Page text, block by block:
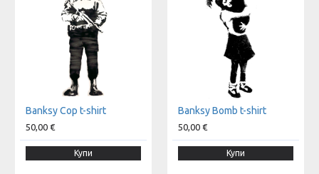
Banksy Cop t-shirt
50,00 €
Купи
Banksy Bomb t-shirt
50,00 €
Купи